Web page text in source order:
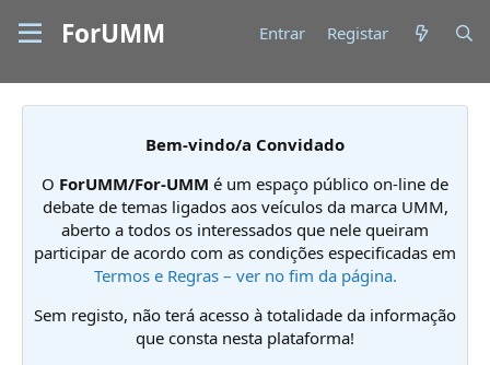
ForUMM Entrar Registar
Bem-vindo/a Convidado
O ForUMM/For-UMM é um espaço público on-line de
debate de temas ligados aos veículos da marca UMM,
aberto a todos os interessados que nele queiram
participar de acordo com as condições especificadas em
Termos e Regras – ver no fim da página.
Sem registo, não terá acesso à totalidade da informação
que consta nesta plataforma!